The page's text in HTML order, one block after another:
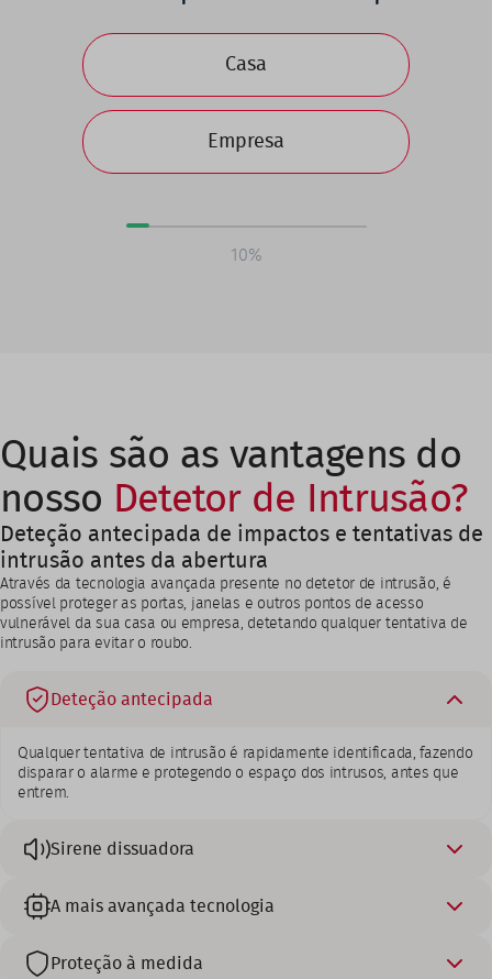
Casa
Empresa
10%
Quais são as vantagens do
nosso Detetor de Intrusão?
Deteção antecipada de impactos e tentativas de
intrusão antes da abertura
Através da tecnologia avançada presente no detetor de intrusão, é
possível proteger as portas, janelas e outros pontos de acesso
vulnerável da sua casa ou empresa, detetando qualquer tentativa de
intrusão para evitar o roubo.
Deteção antecipada
Qualquer tentativa de intrusão é rapidamente identificada, fazendo
disparar o alarme e protegendo o espaço dos intrusos, antes que
entrem.
Sirene dissuadora
A mais avançada tecnologia
Proteção à medida